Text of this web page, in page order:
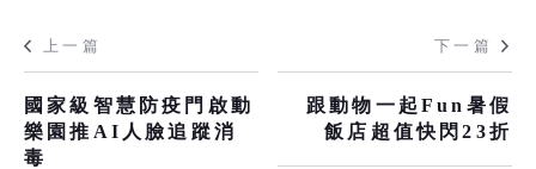
上一篇
國家級智慧防疫門啟動
樂園推AI人臉追蹤消
毒
下一篇
跟動物一起Fun暑假
飯店超值快閃23折